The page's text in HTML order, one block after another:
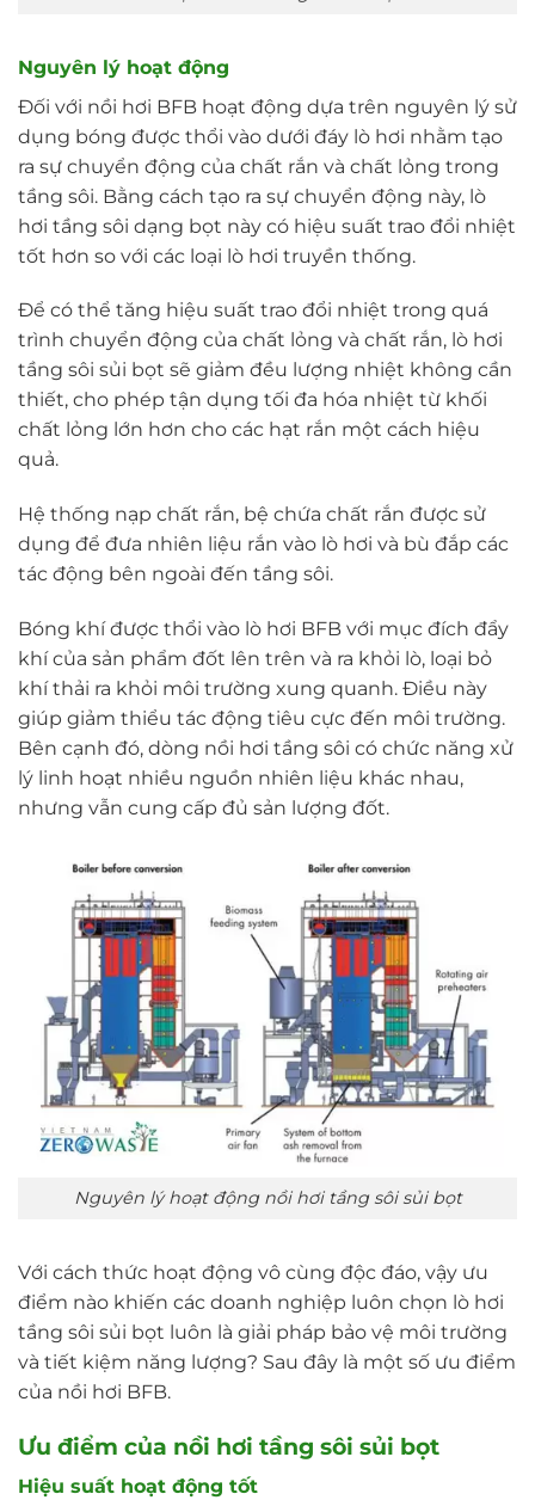
Nguyên lý hoạt động
Đối với nồi hơi BFB hoạt động dựa trên nguyên lý sử
dụng bóng được thổi vào dưới đáy lò hơi nhằm tạo
ra sự chuyển động của chất rắn và chất lỏng trong
tầng sôi. Bằng cách tạo ra sự chuyển động này, lò
hơi tầng sôi dạng bọt này có hiệu suất trao đổi nhiệt
tốt hơn so với các loại lò hơi truyền thống.
Để có thể tăng hiệu suất trao đổi nhiệt trong quá
trình chuyển động của chất lỏng và chất rắn, lò hơi
tầng sôi sủi bọt sẽ giảm đều lượng nhiệt không cần
thiết, cho phép tận dụng tối đa hóa nhiệt từ khối
chất lỏng lớn hơn cho các hạt rắn một cách hiệu
quả.
Hệ thống nạp chất rắn, bệ chứa chất rắn được sử
dụng để đưa nhiên liệu rắn vào lò hơi và bù đắp các
tác động bên ngoài đến tầng sôi.
Bóng khí được thổi vào lò hơi BFB với mục đích đẩy
khí của sản phẩm đốt lên trên và ra khỏi lò, loại bỏ
khí thải ra khỏi môi trường xung quanh. Điều này
giúp giảm thiểu tác động tiêu cực đến môi trường.
Bên cạnh đó, dòng nồi hơi tầng sôi có chức năng xử
lý linh hoạt nhiều nguồn nhiên liệu khác nhau,
nhưng vẫn cung cấp đủ sản lượng đốt.
Nguyên lý hoạt động nồi hơi tầng sôi sủi bọt
Với cách thức hoạt động vô cùng độc đáo, vậy ưu
điểm nào khiến các doanh nghiệp luôn chọn lò hơi
tầng sôi sủi bọt luôn là giải pháp bảo vệ môi trường
và tiết kiệm năng lượng? Sau đây là một số ưu điểm
của nồi hơi BFB.
Ưu điểm của nồi hơi tầng sôi sủi bọt
Hiệu suất hoạt động tốt